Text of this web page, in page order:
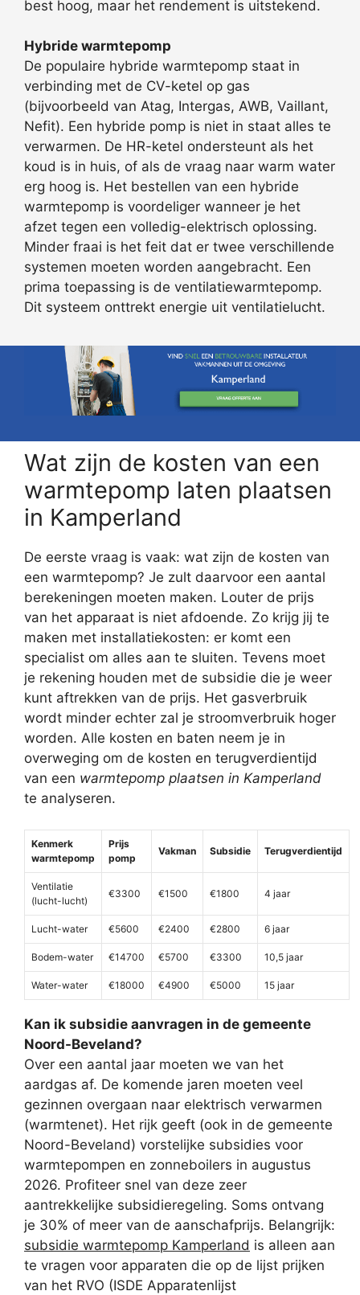
best hoog, maar het rendement is uitstekend.
Hybride warmtepomp
De populaire hybride warmtepomp staat in
verbinding met de CV-ketel op gas
(bijvoorbeeld van Atag, Intergas, AWB, Vaillant,
Nefit). Een hybride pomp is niet in staat alles te
verwarmen. De HR-ketel ondersteunt als het
koud is in huis, of als de vraag naar warm water
erg hoog is. Het bestellen van een hybride
warmtepomp is voordeliger wanneer je het
afzet tegen een volledig-elektrisch oplossing.
Minder fraai is het feit dat er twee verschillende
systemen moeten worden aangebracht. Een
prima toepassing is de ventilatiewarmtepomp.
Dit systeem onttrekt energie uit ventilatielucht.
Wat zijn de kosten van een
warmtepomp laten plaatsen
in Kamperland
De eerste vraag is vaak: wat zijn de kosten van
een warmtepomp? Je zult daarvoor een aantal
berekeningen moeten maken. Louter de prijs
van het apparaat is niet afdoende. Zo krijg jij te
maken met installatiekosten: er komt een
specialist om alles aan te sluiten. Tevens moet
je rekening houden met de subsidie die je weer
kunt aftrekken van de prijs. Het gasverbruik
wordt minder echter zal je stroomverbruik hoger
worden. Alle kosten en baten neem je in
overweging om de kosten en terugverdientijd
van een warmtepomp plaatsen in Kamperland
te analyseren.
Kenmerk
warmtepomp
Prijs
pomp
Vakman Subsidie Terugverdientijd
Ventilatie
(lucht-lucht)
€3300 €1500 €1800 4 jaar
Lucht-water €5600 €2400 €2800 6 jaar
Bodem-water €14700 €5700 €3300 10,5 jaar
Water-water €18000 €4900 €5000 15 jaar
Kan ik subsidie aanvragen in de gemeente
Noord-Beveland?
Over een aantal jaar moeten we van het
aardgas af. De komende jaren moeten veel
gezinnen overgaan naar elektrisch verwarmen
(warmtenet). Het rijk geeft (ook in de gemeente
Noord-Beveland) vorstelijke subsidies voor
warmtepompen en zonneboilers in augustus
2026. Profiteer snel van deze zeer
aantrekkelijke subsidieregeling. Soms ontvang
je 30% of meer van de aanschafprijs. Belangrijk:
subsidie warmtepomp Kamperland is alleen aan
te vragen voor apparaten die op de lijst prijken
van het RVO (ISDE Apparatenlijst